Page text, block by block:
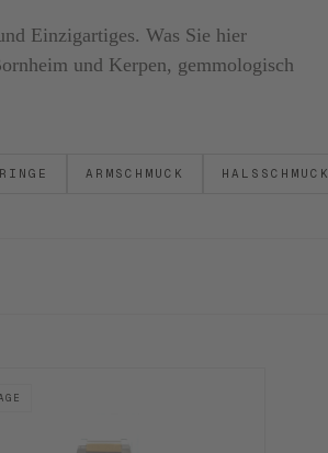
Einzigartiges. Was Sie hier
und Kerpen, gemmologisch
ARMSCHMUCK HALSSCHMUCK